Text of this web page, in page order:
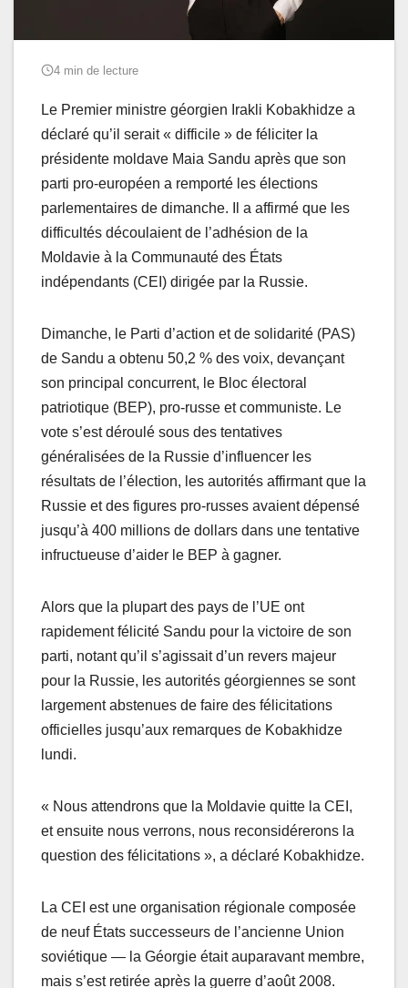
4 min de lecture
Le Premier ministre géorgien Irakli Kobakhidze a
déclaré qu’il serait « difficile » de féliciter la
présidente moldave Maia Sandu après que son
parti pro-européen a remporté les élections
parlementaires de dimanche. Il a affirmé que les
difficultés découlaient de l’adhésion de la
Moldavie à la Communauté des États
indépendants (CEI) dirigée par la Russie.
Dimanche, le Parti d’action et de solidarité (PAS)
de Sandu a obtenu 50,2 % des voix, devançant
son principal concurrent, le Bloc électoral
patriotique (BEP), pro-russe et communiste. Le
vote s’est déroulé sous des tentatives
généralisées de la Russie d’influencer les
résultats de l’élection, les autorités affirmant que la
Russie et des figures pro-russes avaient dépensé
jusqu’à 400 millions de dollars dans une tentative
infructueuse d’aider le BEP à gagner.
Alors que la plupart des pays de l’UE ont
rapidement félicité Sandu pour la victoire de son
parti, notant qu’il s’agissait d’un revers majeur
pour la Russie, les autorités géorgiennes se sont
largement abstenues de faire des félicitations
officielles jusqu’aux remarques de Kobakhidze
lundi.
« Nous attendrons que la Moldavie quitte la CEI,
et ensuite nous verrons, nous reconsidérerons la
question des félicitations », a déclaré Kobakhidze.
La CEI est une organisation régionale composée
de neuf États successeurs de l’ancienne Union
soviétique — la Géorgie était auparavant membre,
mais s’est retirée après la guerre d’août 2008.